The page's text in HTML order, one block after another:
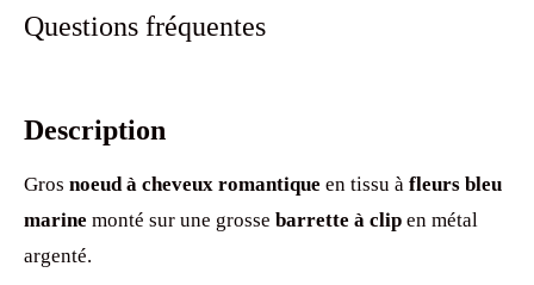
Questions fréquentes
Description
Gros noeud à cheveux romantique en tissu à fleurs bleu
marine monté sur une grosse barrette à clip en métal
argenté.